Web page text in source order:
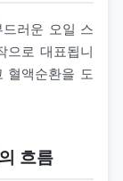
러운 오일 스
으로 대표됩니
혈액순환을 도
흐름